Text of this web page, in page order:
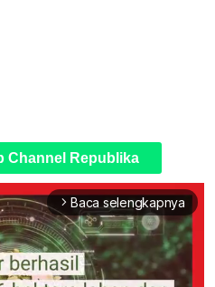
Channel Republika
arrow_forward_ios Baca selengkapnya